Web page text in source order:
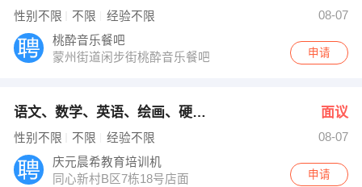
性别不限 不限 经验不限
08-07
桃酔音乐餐吧
蒙州街道闲步街桃酔音乐餐吧
申请
语文、数学、英语、绘画、硬笔书... 面议
性别不限 不限 经验不限
08-07
庆元晨希教育培训机
同心新村B区7栋18号店面
申请